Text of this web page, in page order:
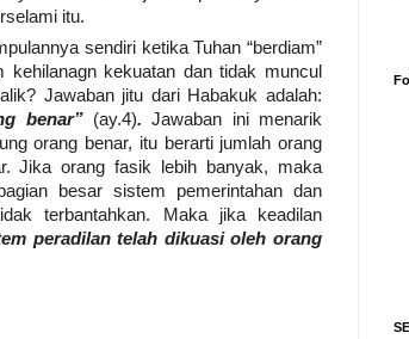
itu.
sendiri ketika Tuhan “berdiam”
kehilanagn kekuatan dan tidak muncul
Jawaban jitu dari Habakuk adalah:
benar”(ay.4). Jawaban ini menarik
orang benar, itu berarti jumlah orang
Jika orang fasik lebih banyak, maka
besar sistem pemerintahan dan
terbantahkan. Maka jika keadilan
peradilan telah dikuasi oleh orang